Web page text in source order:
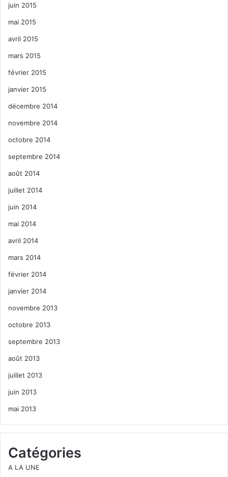
juin 2015
mai 2015
avril 2015
mars 2015
février 2015
janvier 2015
décembre 2014
novembre 2014
octobre 2014
septembre 2014
août 2014
juillet 2014
juin 2014
mai 2014
avril 2014
mars 2014
février 2014
janvier 2014
novembre 2013
octobre 2013
septembre 2013
août 2013
juillet 2013
juin 2013
mai 2013
Catégories
A LA UNE